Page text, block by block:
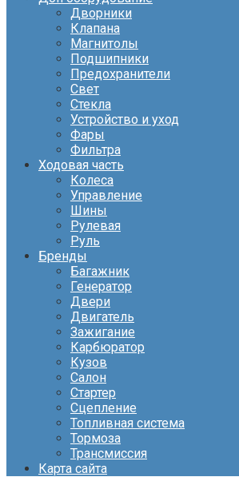
Дворники
Клапана
Магнитолы
Подшипники
Предохранители
Свет
Стекла
Устройство и уход
Фары
Фильтра
Ходовая часть
Колеса
Управление
Шины
Рулевая
Руль
Бренды
Багажник
Генератор
Двери
Двигатель
Зажигание
Карбюратор
Кузов
Салон
Стартер
Сцепление
Топливная система
Тормоза
Трансмиссия
Карта сайта